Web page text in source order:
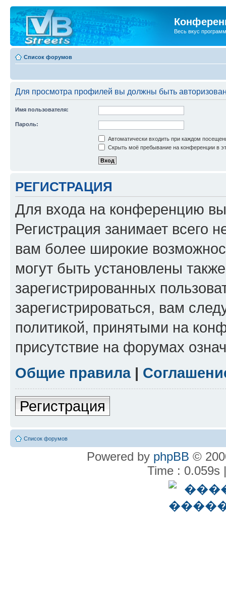
Весь вкус
Список форумов
Для просмотра профилей вы должны быть
Имя пользователя:
Пароль:
Автоматически входить при каждом
Скрыть моё пребывание на конференции в
РЕГИСТРАЦИЯ
Для входа на конференцию
Регистрация занимает всего
вам более широкие
могут быть установлены
зарегистрированных
зарегистрироваться, вам
политикой, принятыми на
присутствие на форумах
Общие правила|
Регистрация
Список форумов
Powered by phpBB ©
Time : 0.059s